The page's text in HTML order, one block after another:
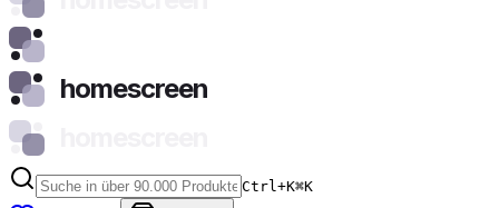
homescreen
Ctrl+K⌘K